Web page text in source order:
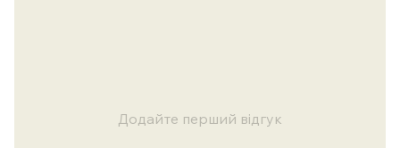
Додайте перший відгук